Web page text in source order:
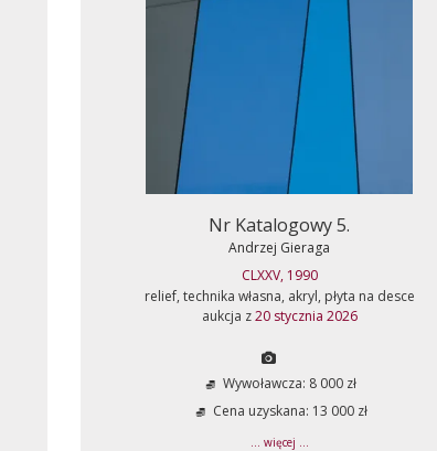
Nr Katalogowy 5.
Andrzej Gieraga
CLXXV, 1990
relief, technika własna, akryl, płyta na desce
aukcja z20 stycznia 2026
Wywoławcza: 8 000 zł
Cena uzyskana: 13 000 zł
... więcej ...